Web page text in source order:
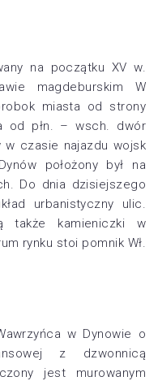
na początku XV w.
magdeburskim W
miasta od strony
od płn. – wsch. dwór
w czasie najazdu wojsk
położony był na
Do dnia dzisiejszego
urbanistyczny ulic.
także kamieniczki w
rynku stoi pomnik Wł.
w Dynowie o
z dzwonnicą
jest murowanym